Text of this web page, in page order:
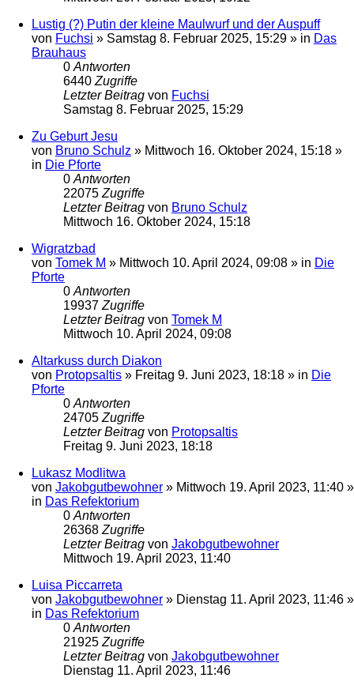
Lustig (?) Putin der kleine Maulwurf und der Auspuff
von Fuchsi » Samstag 8. Februar 2025, 15:29 » in Das
Brauhaus
0 Antworten
6440 Zugriffe
Letzter Beitrag von Fuchsi
Samstag 8. Februar 2025, 15:29
Zu Geburt Jesu
von Bruno Schulz » Mittwoch 16. Oktober 2024, 15:18 »
in Die Pforte
0 Antworten
22075 Zugriffe
Letzter Beitrag von Bruno Schulz
Mittwoch 16. Oktober 2024, 15:18
Wigratzbad
von Tomek M » Mittwoch 10. April 2024, 09:08 » in Die
Pforte
0 Antworten
19937 Zugriffe
Letzter Beitrag von Tomek M
Mittwoch 10. April 2024, 09:08
Altarkuss durch Diakon
von Protopsaltis » Freitag 9. Juni 2023, 18:18 » in Die
Pforte
0 Antworten
24705 Zugriffe
Letzter Beitrag von Protopsaltis
Freitag 9. Juni 2023, 18:18
Lukasz Modlitwa
von Jakobgutbewohner » Mittwoch 19. April 2023, 11:40 »
in Das Refektorium
0 Antworten
26368 Zugriffe
Letzter Beitrag von Jakobgutbewohner
Mittwoch 19. April 2023, 11:40
Luisa Piccarreta
von Jakobgutbewohner » Dienstag 11. April 2023, 11:46 »
in Das Refektorium
0 Antworten
21925 Zugriffe
Letzter Beitrag von Jakobgutbewohner
Dienstag 11. April 2023, 11:46